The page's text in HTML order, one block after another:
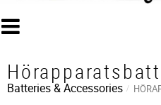
Batteries & Accessories